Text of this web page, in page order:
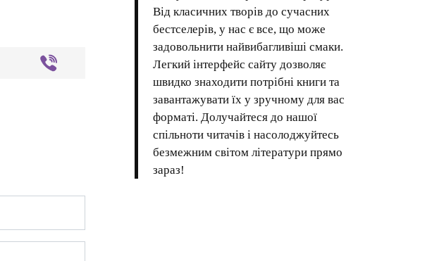
Від класичних творів до сучасних
бестселерів, у нас є все, що може
задовольнити найвибагливіші смаки.
Легкий інтерфейс сайту дозволяє
швидко знаходити потрібні книги та
завантажувати їх у зручному для вас
форматі. Долучайтеся до нашої
спільноти читачів і насолоджуйтесь
безмежним світом літератури прямо
зараз!